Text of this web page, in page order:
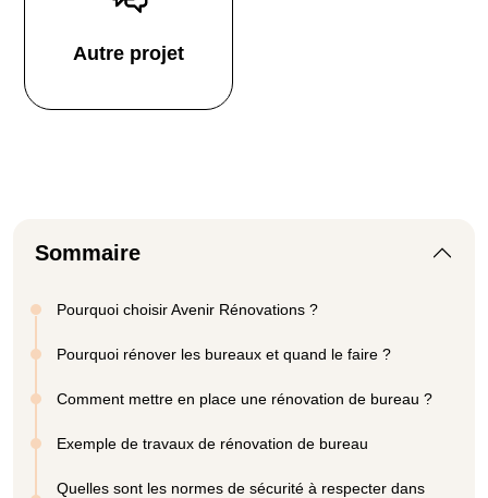
Autre projet
Sommaire
Pourquoi choisir Avenir Rénovations ?
Pourquoi rénover les bureaux et quand le faire ?
Comment mettre en place une rénovation de bureau ?
Exemple de travaux de rénovation de bureau
Quelles sont les normes de sécurité à respecter dans